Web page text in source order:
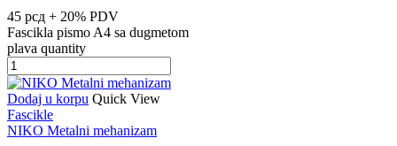
45 рсд + 20% PDV
Fascikla pismo A4 sa dugmetom
plava quantity
Dodaj u korpu Quick View
Fascikle
NIKO Metalni mehanizam